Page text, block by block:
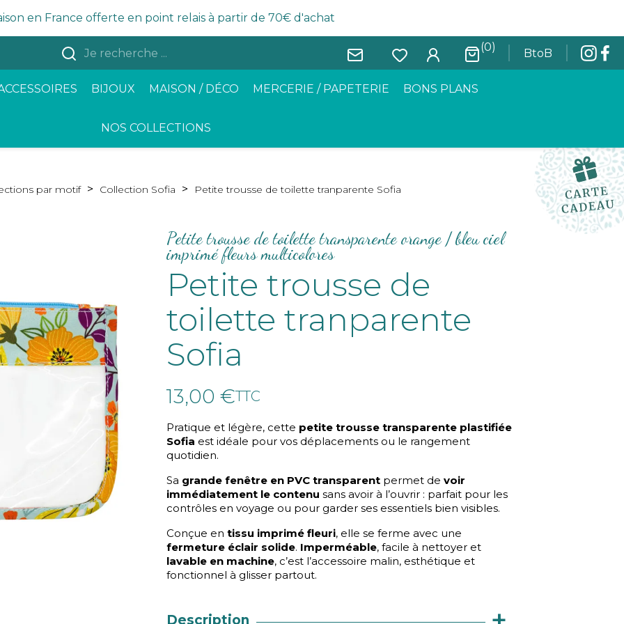
en France offerte en point relais à partir de 70€ d'achat
(0) BtoB
BIJOUX MAISON / DÉCO MERCERIE / PAPETERIE BONS PLANS
NOS COLLECTIONS
par motif Collection Sofia Petite trousse de toilette tranparente Sofia
Petite trousse de toilette transparente orange / bleu ciel
imprimé fleurs multicolores
Petite trousse de
toilette tranparente
Sofia
13,00 €TTC
Pratique et légère, cette petite trousse transparente plastifiée
Sofia est idéale pour vos déplacements ou le rangement
quotidien.
Sa grande fenêtre en PVC transparent permet de voir
immédiatement le contenu sans avoir à l’ouvrir : parfait pour les
contrôles en voyage ou pour garder ses essentiels bien visibles.
Conçue en tissu imprimé fleuri, elle se ferme avec une
fermeture éclair solide. Imperméable, facile à nettoyer et
lavable en machine, c’est l’accessoire malin, esthétique et
fonctionnel à glisser partout.
Description